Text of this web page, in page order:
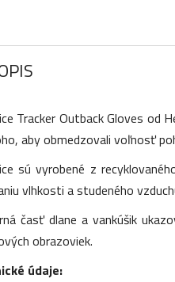
Tracker Outback Gloves od
aby obmedzovali voľnosť
sú vyrobené z
vlhkosti a studeného
časť dlane a vankúšik
obrazoviek.
údaje: